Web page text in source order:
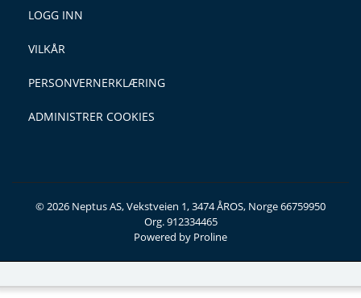
LOGG INN
VILKÅR
PERSONVERNERKLÆRING
ADMINISTRER COOKIES
© 2026 Neptus AS, Vekstveien 1, 3474 ÅROS, Norge 66759950
Org. 912334465
Powered by Proline